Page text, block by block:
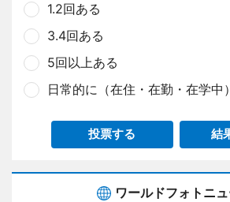
1.2回ある
3.4回ある
5回以上ある
日常的に（在住・在勤・在学中）
投票する 結
ワールドフォトニ